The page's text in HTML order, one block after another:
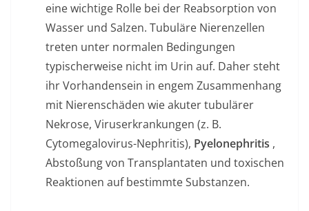
eine wichtige Rolle bei der Reabsorption von
Wasser und Salzen. Tubuläre Nierenzellen
treten unter normalen Bedingungen
typischerweise nicht im Urin auf. Daher steht
ihr Vorhandensein in engem Zusammenhang
mit Nierenschäden wie akuter tubulärer
Nekrose, Viruserkrankungen (z. B.
Cytomegalovirus-Nephritis), Pyelonephritis ,
Abstoßung von Transplantaten und toxischen
Reaktionen auf bestimmte Substanzen.